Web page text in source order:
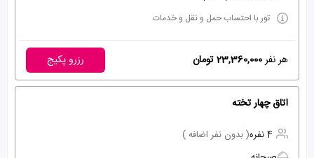
تور با احتساب حمل و نقل و خدمات
هر نفر23,360,000 تومان رزرو پکیج
اتاق چهار تخته
4 نفره
( بدون نفر اضافه )